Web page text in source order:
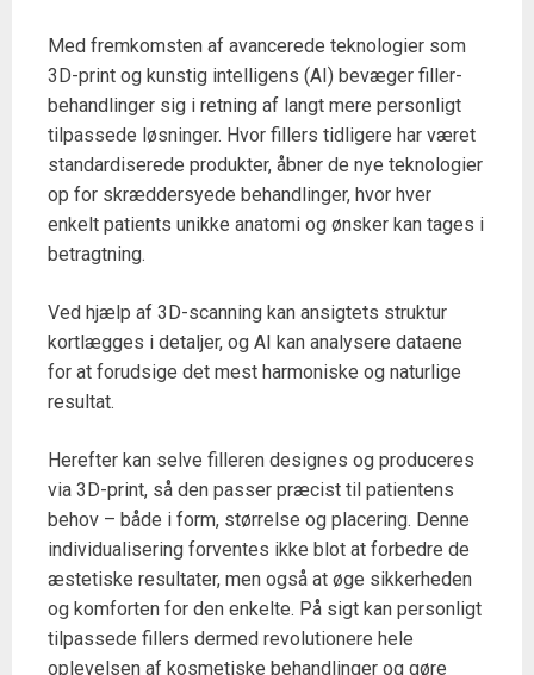
Med fremkomsten af avancerede teknologier som
3D-print og kunstig intelligens (AI) bevæger filler-
behandlinger sig i retning af langt mere personligt
tilpassede løsninger. Hvor fillers tidligere har været
standardiserede produkter, åbner de nye teknologier
op for skræddersyede behandlinger, hvor hver
enkelt patients unikke anatomi og ønsker kan tages i
betragtning.
Ved hjælp af 3D-scanning kan ansigtets struktur
kortlægges i detaljer, og AI kan analysere dataene
for at forudsige det mest harmoniske og naturlige
resultat.
Herefter kan selve filleren designes og produceres
via 3D-print, så den passer præcist til patientens
behov – både i form, størrelse og placering. Denne
individualisering forventes ikke blot at forbedre de
æstetiske resultater, men også at øge sikkerheden
og komforten for den enkelte. På sigt kan personligt
tilpassede fillers dermed revolutionere hele
oplevelsen af kosmetiske behandlinger og gøre